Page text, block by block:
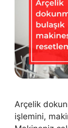
Arçelik
işlemini,